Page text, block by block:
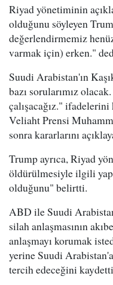
Riyad yönetiminin
olduğunu söyleyen
değerlendirmemiz
varmak için) erken."
Suudi Arabistan'ın
bazı sorularımız
çalışacağız."
Veliaht Prensi
sonra kararlarını
Trump ayrıca, Riyad
öldürülmesiyle ilgili
olduğunu" belirtti.
ABD ile Suudi
silah anlaşmasının
anlaşmayı korumak
yerine Suudi
tercih edeceğini